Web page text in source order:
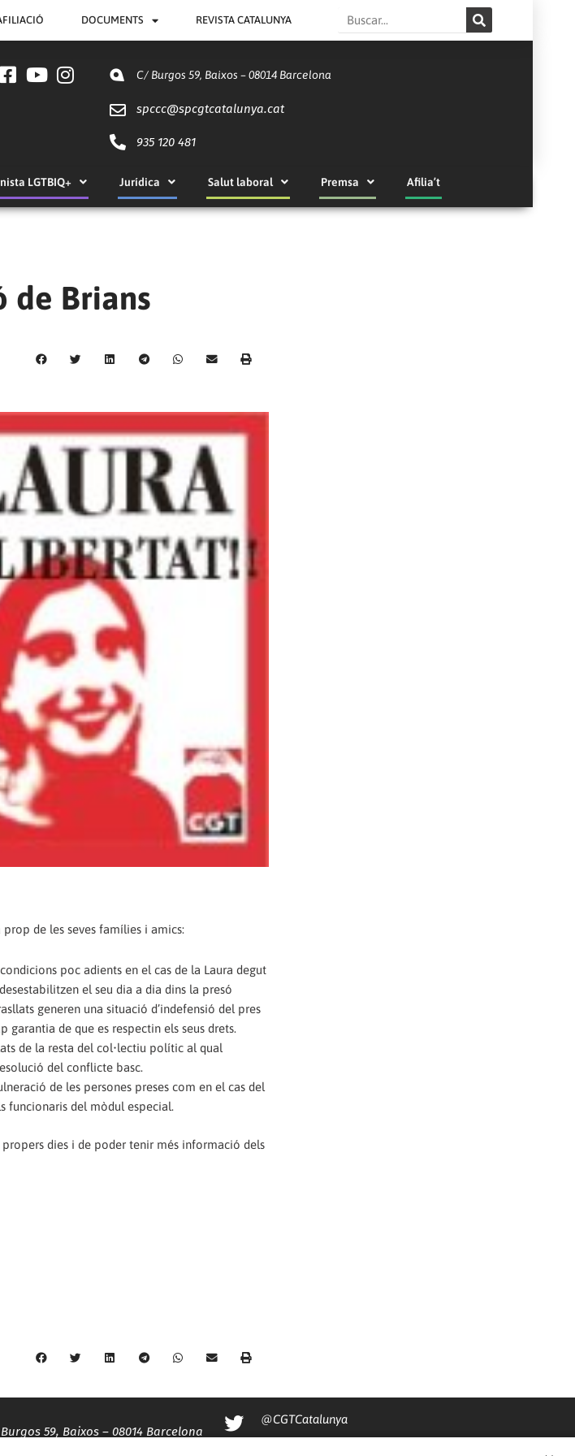
DOCUMENTS REVISTA CATALUNYA Search
C/ Burgos 59, Baixos – 08014 Barcelona
spccc@spcgtcatalunya.cat
935 120 481
LGTBIQ+ Jurídica Salut laboral Premsa Afilia’t
de Brians
de les seves famílies i amics:
poc adients en el cas de la Laura degut
el seu dia a dia dins la presó
generen una situació d’indefensió del pres
garantia de que es respectin els seus drets.
de la resta del col•lectiu polític al qual
del conflicte basc.
de les persones preses com en el cas del
funcionaris del mòdul especial.
propers dies i de poder tenir més informació dels
59, Baixos – 08014 Barcelona
@CGTCatalunya